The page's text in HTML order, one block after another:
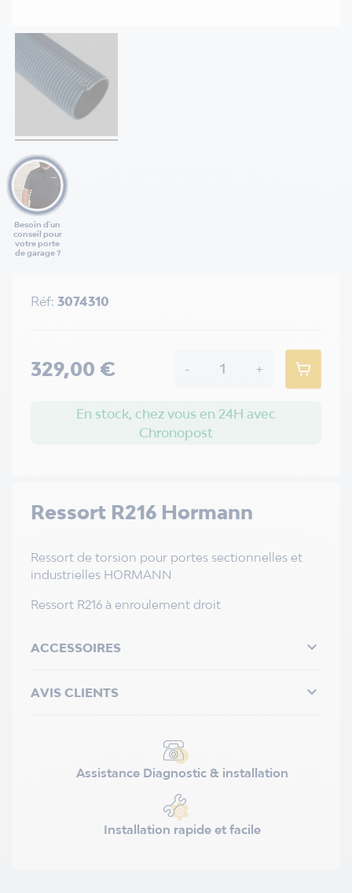
Besoin d'un
conseil pour
votre porte
de garage ?
Ressort R216 Hormann
Ressort de torsion pour portes sectionnelles et
industrielles HORMANN
Ressort R216 à enroulement droit
ACCESSOIRES 
AVIS CLIENTS 
Assistance Diagnostic & installation
Installation rapide et facile
Réf: 3074310
329,00 € - +
En stock, chez vous en 24H avec
Chronopost